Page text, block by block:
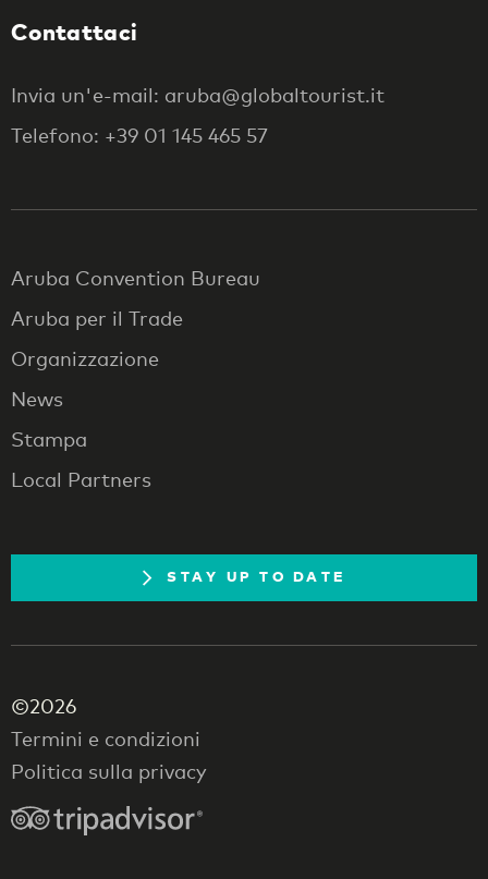
Contattaci
Invia un'e-mail: aruba@globaltourist.it
Telefono: +39 01 145 465 57
Aruba Convention Bureau
Aruba per il Trade
Organizzazione
News
Stampa
Local Partners
STAY UP TO DATE
©2026
Termini e condizioni
Politica sulla privacy